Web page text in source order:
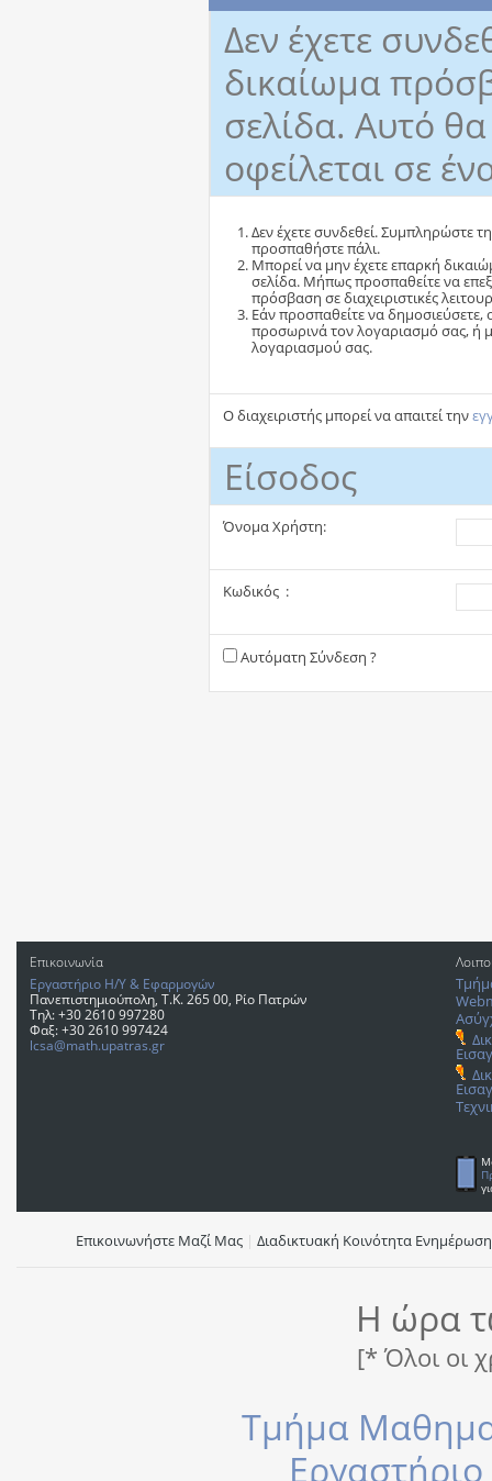
Δεν έχετε
δικαίωμα
σελίδα. Αυτό
οφείλεται σε
Δεν έχετε συνδεθεί. Συμπληρώστε
προσπαθήστε πάλι.
Μπορεί να μην έχετε επαρκή
σελίδα. Μήπως προσπαθείτε να
πρόσβαση σε διαχειριστικές
Εάν προσπαθείτε να δημοσιεύσετε,
προσωρινά τον λογαριασμό σας, ή
λογαριασμού σας.
Ο διαχειριστής μπορεί να απαιτεί την
Είσοδος
Όνομα Χρήστη:
Κωδικός :
Αυτόματη Σύνδεση ?
Επικοινωνία
Εργαστήριο Η/Υ & Εφαρμογών
Πανεπιστημιούπολη, T.K. 265 00, Ρίο Πατρών
Τηλ: +30 2610 997280
Φαξ: +30 2610 997424
lcsa@math.upatras.gr
Επικοινωνήστε Μαζί Μας| Διαδικτυακή Κοινότητα
Η ώρα
[* Όλοι οι
Τμήμα